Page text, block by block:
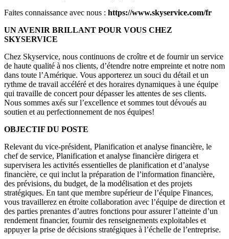
Faites connaissance avec nous : https://www.skyservice.com/fr
UN AVENIR BRILLANT POUR VOUS CHEZ
SKYSERVICE
Chez Skyservice, nous continuons de croître et de fournir un service
de haute qualité à nos clients, d’étendre notre empreinte et notre nom
dans toute l’Amérique. Vous apporterez un souci du détail et un
rythme de travail accéléré et des horaires dynamiques à une équipe
qui travaille de concert pour dépasser les attentes de ses clients.
Nous sommes axés sur l’excellence et sommes tout dévoués au
soutien et au perfectionnement de nos équipes!
OBJECTIF DU POSTE
Relevant du vice-président, Planification et analyse financière, le
chef de service, Planification et analyse financière dirigera et
supervisera les activités essentielles de planification et d’analyse
financière, ce qui inclut la préparation de l’information financière,
des prévisions, du budget, de la modélisation et des projets
stratégiques. En tant que membre supérieur de l’équipe Finances,
vous travaillerez en étroite collaboration avec l’équipe de direction et
des parties prenantes d’autres fonctions pour assurer l’atteinte d’un
rendement financier, fournir des renseignements exploitables et
appuyer la prise de décisions stratégiques à l’échelle de l’entreprise.